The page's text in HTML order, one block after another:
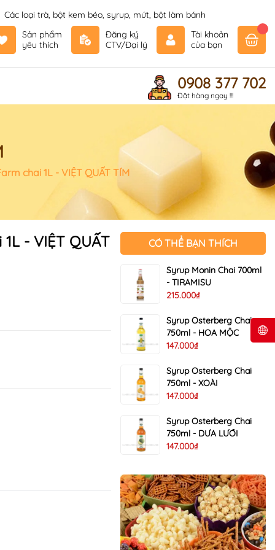
Các loại trà, bột kem béo, syrup, mứt, bột làm bánh
Sản phẩm
yêu thích
Đăng ký
CTV/Đại lý
Tài khoản
của bạn
0908 377 702
Đặt hàng ngay !!!
chai 1L - VIỆT QUẤT TÍM
- VIỆT QUẤT CÓ THỂ BẠN THÍCH
Syrup Monin Chai 700ml
- TIRAMISU
215.000₫
Syrup Osterberg Chai
750ml - HOA MỘC
147.000₫
Syrup Osterberg Chai
750ml - XOÀI
147.000₫
Syrup Osterberg Chai
750ml - DƯA LƯỚI
147.000₫